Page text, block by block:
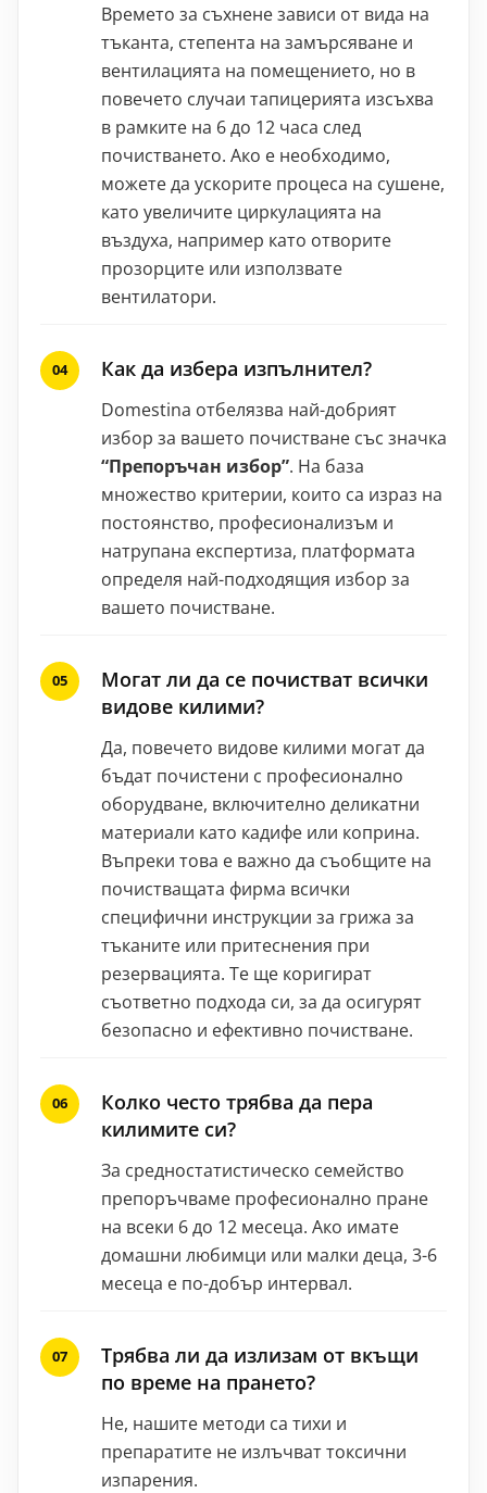
Времето за съхнене зависи от вида на
тъканта, степента на замърсяване и
вентилацията на помещението, но в
повечето случаи тапицерията изсъхва
в рамките на 6 до 12 часа след
почистването. Ако е необходимо,
можете да ускорите процеса на сушене,
като увеличите циркулацията на
въздуха, например като отворите
прозорците или използвате
вентилатори.
Как да избера изпълнител?
Domestina отбелязва най-добрият
избор за вашето почистване със значка
“Препоръчан избор”. На база
множество критерии, които са израз на
постоянство, професионализъм и
натрупана експертиза, платформата
определя най-подходящия избор за
вашето почистване.
Могат ли да се почистват всички
видове килими?
Да, повечето видове килими могат да
бъдат почистени с професионално
оборудване, включително деликатни
материали като кадифе или коприна.
Въпреки това е важно да съобщите на
почистващата фирма всички
специфични инструкции за грижа за
тъканите или притеснения при
резервацията. Те ще коригират
съответно подхода си, за да осигурят
безопасно и ефективно почистване.
Колко често трябва да пера
килимите си?
За средностатистическо семейство
препоръчваме професионално пране
на всеки 6 до 12 месеца. Ако имате
домашни любимци или малки деца, 3-6
месеца е по-добър интервал.
Трябва ли да излизам от вкъщи
по време на прането?
Не, нашите методи са тихи и
препаратите не излъчват токсични
изпарения.